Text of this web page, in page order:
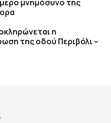
μνημόσυνο της
η
της οδού Περιβόλι –